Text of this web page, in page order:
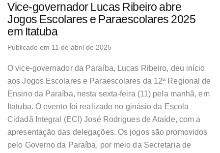
Vice-governador Lucas Ribeiro abre
Jogos Escolares e Paraescolares 2025
em Itatuba
Publicado em 11 de abril de 2025
O vice-governador da Paraíba, Lucas Ribeiro, deu início
aos Jogos Escolares e Paraescolares da 12ª Regional de
Ensino da Paraíba, nesta sexta-feira (11) pela manhã, em
Itatuba. O evento foi realizado no ginásio da Escola
Cidadã Integral (ECI) José Rodrigues de Ataíde, com a
apresentação das delegações. Os jogos são promovidos
pelo Governo da Paraíba, por meio da Secretaria de